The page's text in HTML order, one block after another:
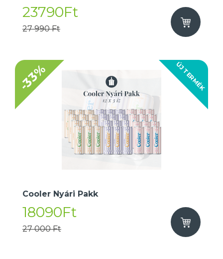
23790Ft
27 990 Ft
ÚJ TERMÉK
-33%
Cooler Nyári Pakk
18090Ft
27 000 Ft